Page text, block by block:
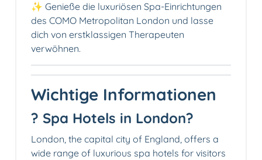
✨ Genieße die luxuriösen Spa-Einrichtungen
des COMO Metropolitan London und lasse
dich von erstklassigen Therapeuten
verwöhnen.
Wichtige Informationen
? Spa Hotels in London?
London, the capital city of England, offers a
wide range of luxurious spa hotels for visitors